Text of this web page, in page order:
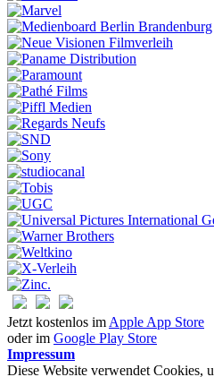
Jetzt kostenlos im Apple App Store
oder im Google Play Store
Impressum
Diese Website verwendet Cookies,